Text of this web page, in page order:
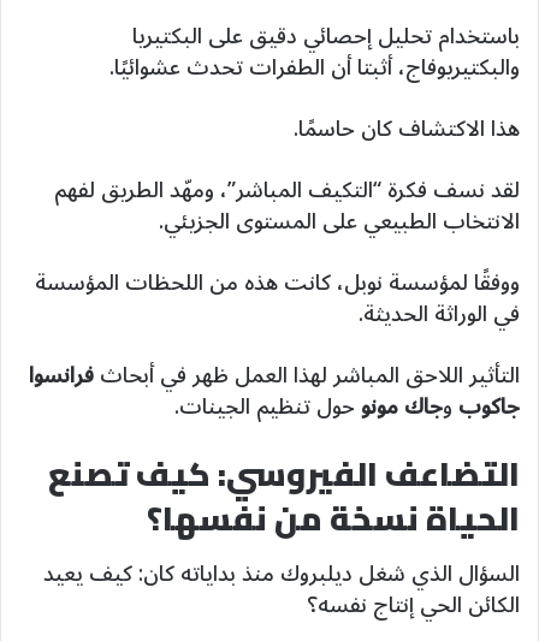
باستخدام تحليل إحصائي دقيق على البكتيريا
والبكتيريوفاج، أثبتا أن الطفرات تحدث عشوائيًا.
هذا الاكتشاف كان حاسمًا.
لقد نسف فكرة “التكيف المباشر”، ومهّد الطريق لفهم
الانتخاب الطبيعي على المستوى الجزيئي.
ووفقًا لمؤسسة نوبل، كانت هذه من اللحظات المؤسسة
في الوراثة الحديثة.
التأثير اللاحق المباشر لهذا العمل ظهر في أبحاثفرانسوا
جاكوبوجاك مونوحول تنظيم الجينات.
التضاعف الفيروسي: كيف تصنع
الحياة نسخة من نفسها؟
السؤال الذي شغل ديلبروك منذ بداياته كان: كيف يعيد
الكائن الحي إنتاج نفسه؟